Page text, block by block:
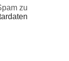
zu